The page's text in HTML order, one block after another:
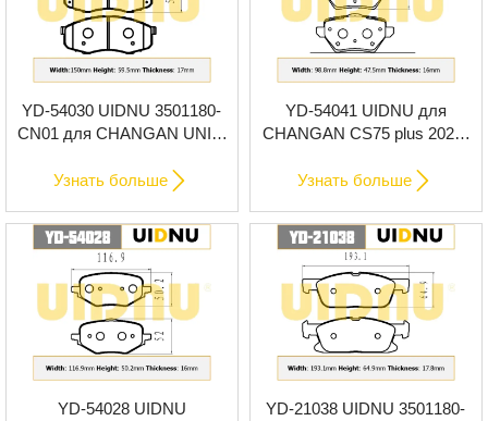
YD-54030 UIDNU 3501180-
CN01 для CHANGAN UNI-T
колодки
Узнать больше 
YD-54041 UIDNU для
CHANGAN CS75 plus 2023-
Узнать больше 
YD-54028 UIDNU
YD-21038 UIDNU 3501180-